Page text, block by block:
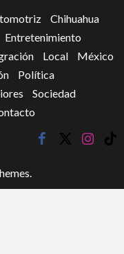
Chihuahua
Entretenimiento
Local
México
Política
Sociedad
facebook
twitter
tik